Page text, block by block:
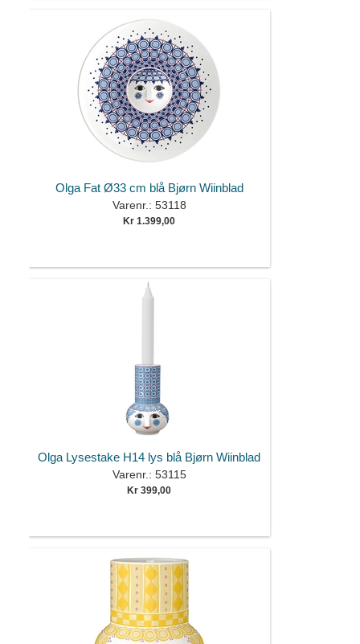
Olga Fat Ø33 cm blå Bjørn Wiinblad
Varenr.: 53118
Kr 1.399,00
Olga Lysestake H14 lys blå Bjørn Wiinblad
Varenr.: 53115
Kr 399,00